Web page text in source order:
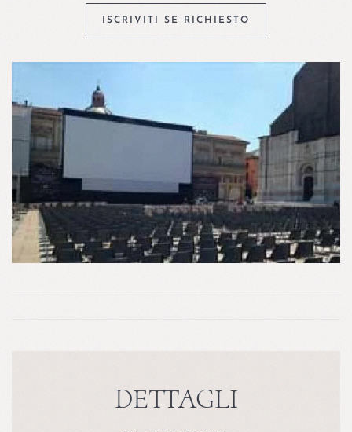
ISCRIVITI SE RICHIESTO
DETTAGLI